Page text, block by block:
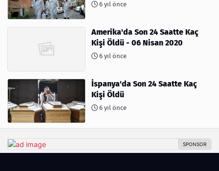
6 yıl önce
Amerika'da Son 24 Saatte Kaç
Kişi Öldü - 06 Nisan 2020
6 yıl önce
İspanya'da Son 24 Saatte Kaç
Kişi Öldü
6 yıl önce